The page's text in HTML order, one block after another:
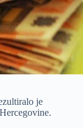
je